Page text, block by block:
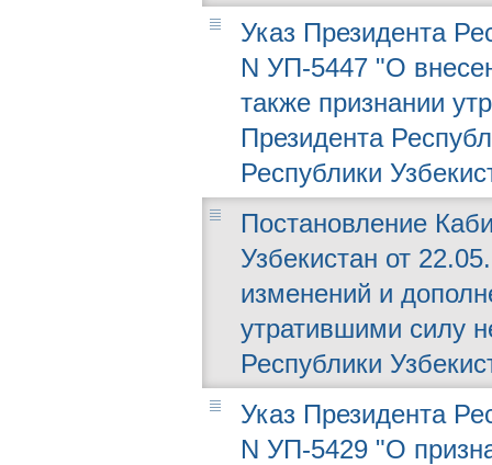
Указ Президента
N УП-5447 "О
также признании
Президента
Республики
Постановление
Узбекистан от
изменений и
утратившими силу
Республики
Указ Президента
N УП-5429 "О